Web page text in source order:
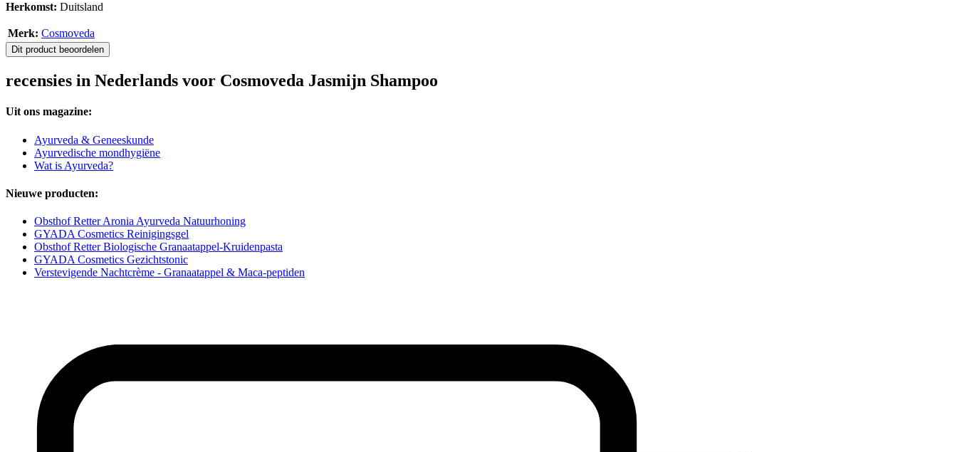
Herkomst: Duitsland
Merk: Cosmoveda
Dit product beoordelen
recensies in Nederlands voor Cosmoveda Jasmijn Shampoo
Uit ons magazine:
Ayurveda & Geneeskunde
Ayurvedische mondhygiëne
Wat is Ayurveda?
Nieuwe producten:
Obsthof Retter Aronia Ayurveda Natuurhoning
GYADA Cosmetics Reinigingsgel
Obsthof Retter Biologische Granaatappel-Kruidenpasta
GYADA Cosmetics Gezichtstonic
Verstevigende Nachtcrème - Granaatappel & Maca-peptiden